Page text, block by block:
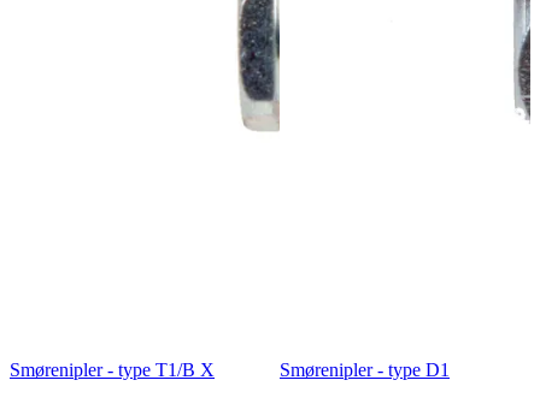
Smørenipler - type T1/B X
Smørenipler - type D1